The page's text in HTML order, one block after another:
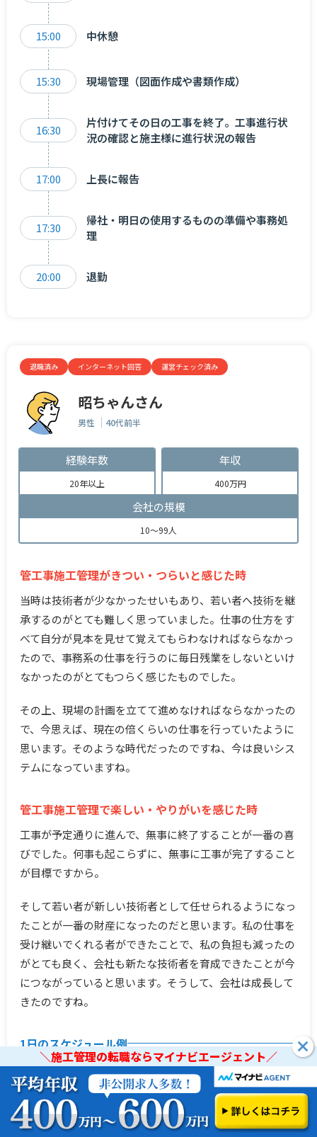
＼施工管理の転職ならマイナビエージェント／
＼施工管理の転職ならマイナビエージェント／
15:00 中休憩
15:30 現場管理（図面作成や書類作成）
16:30
片付けてその日の工事を終了。工事進行状
況の確認と施主様に進行状況の報告
17:00 上長に報告
17:30
帰社・明日の使用するものの準備や事務処
理
20:00 退勤
退職済み インターネット回答 運営チェック済み
昭ちゃんさん
男性 40代前半
経験年数
20年以上
年収
400万円
会社の規模
10～99人
管工事施工管理がきつい・つらいと感じた時
当時は技術者が少なかったせいもあり、若い者へ技術を継
承するのがとても難しく思っていました。仕事の仕方をす
べて自分が見本を見せて覚えてもらわなければならなかっ
たので、事務系の仕事を行うのに毎日残業をしないといけ
なかったのがとてもつらく感じたものでした。
その上、現場の計画を立てて進めなければならなかったの
で、今思えば、現在の倍くらいの仕事を行っていたように
思います。そのような時代だったのですね、今は良いシス
テムになっていますね。
管工事施工管理で楽しい・やりがいを感じた時
工事が予定通りに進んで、無事に終了することが一番の喜
びでした。何事も起こらずに、無事に工事が完了すること
が目標ですから。
そして若い者が新しい技術者として任せられるようになっ
たことが一番の財産になったのだと思います。私の仕事を
受け継いでくれる者ができたことで、私の負担も減ったの
がとても良く、会社も新たな技術者を育成できたことが今
につながっていると思います。そうして、会社は成長して
きたのですね。
1日のスケジュール例
7:00 出社
8:00 始業、朝礼